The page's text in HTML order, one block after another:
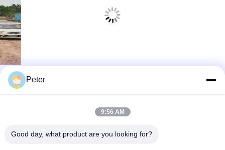
Peter
9:56 AM
Good day, what product are you looking for?